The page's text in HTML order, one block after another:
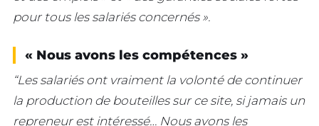
pour tous les salariés concernés ».
« Nous avons les compétences »
“Les salariés ont vraiment la volonté de continuer
la production de bouteilles sur ce site, si jamais un
repreneur est intéressé… Nous avons les